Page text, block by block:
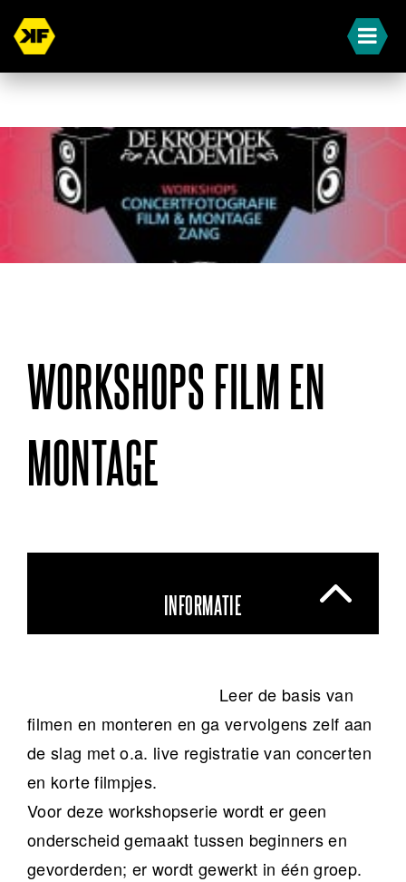
WORKSHOPS FILM EN
MONTAGE
INFORMATIE
Leer de basis van
filmen en monteren en ga vervolgens zelf aan
de slag met o.a. live registratie van concerten
en korte filmpjes.
Voor deze workshopserie wordt er geen
onderscheid gemaakt tussen beginners en
gevorderden; er wordt gewerkt in één groep.